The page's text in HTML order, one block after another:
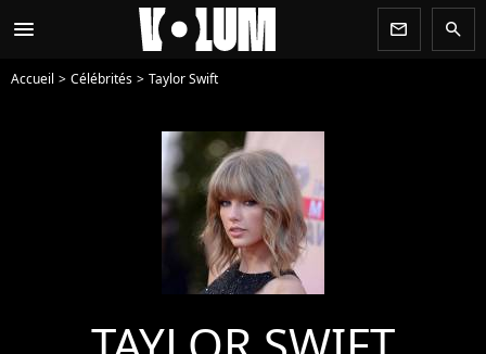
menu newsletter search
Accueil Célébrités Taylor Swift